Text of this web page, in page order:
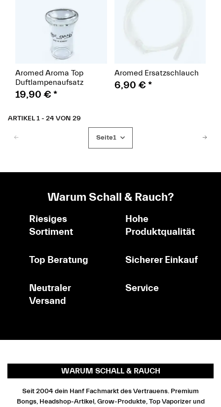
Aromed Aroma Top
Duftlampenaufsatz
19,90 € *
Aromed Ersatzschlauch
6,90 € *
ARTIKEL 1 - 24 VON 29
Seite1
Warum Schall & Rauch?
Riesiges
Sortiment
Hohe
Produktqualität
Top Beratung Sicherer Einkauf
Neutraler
Versand
Service
WARUM SCHALL & RAUCH
Seit 2004 dein Hanf Fachmarkt des Vertrauens. Premium
Bongs, Headshop-Artikel, Grow-Produkte, Top Vaporizer und